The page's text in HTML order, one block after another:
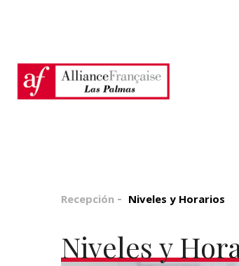
Recepción Niveles y Horarios
Niveles y